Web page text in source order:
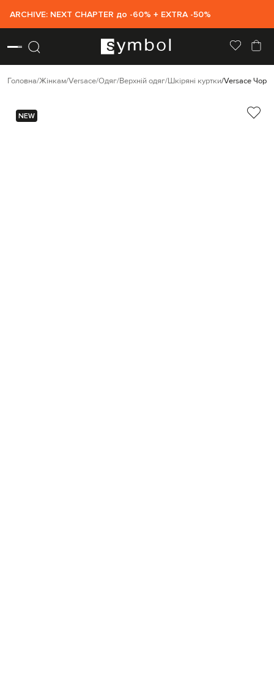
ARCHIVE: NEXT CHAPTER до -60% + EXTRA -50%
Головна Жінкам Versace Одяг Верхній одяг Шкіряні куртки Versace
NEW